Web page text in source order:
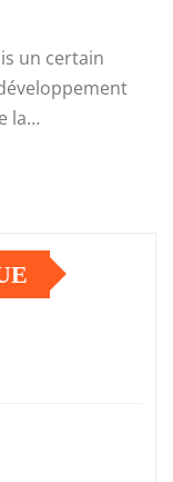
un certain
la…